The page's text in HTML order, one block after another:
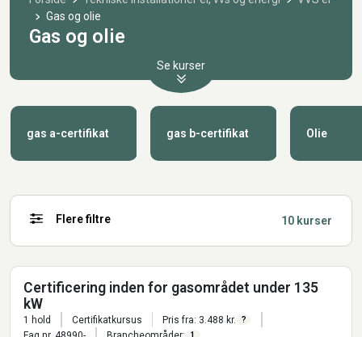
Gas og olie
Gas og olie
Se kurser
gas a-certifikat gas b-certifikat Olie
Flere filtre 10 kurser
Certificering inden for gasområdet under 135
kW
1 hold Certifikatkursus Pris fra: 3.488 kr. ?
1